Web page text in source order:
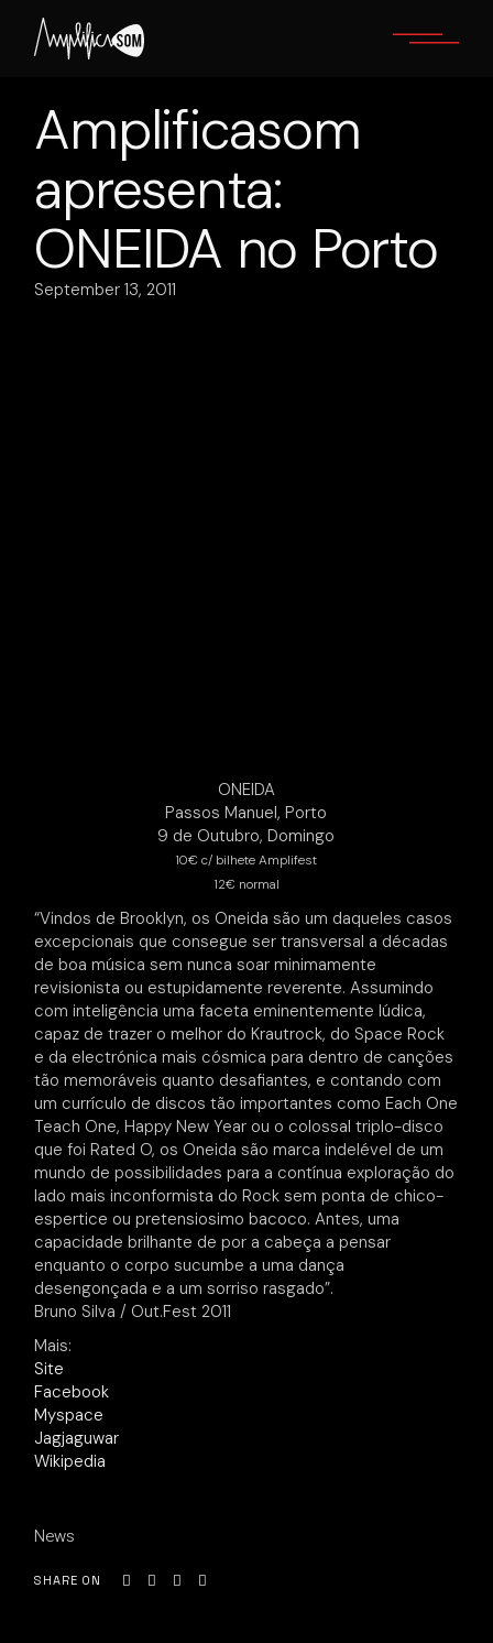
content
Amplificasom
apresenta:
ONEIDA no Porto
September 13, 2011
ONEIDA
Passos Manuel, Porto
9 de Outubro, Domingo
10€ c/ bilhete Amplifest
12€ normal
“Vindos de Brooklyn, os Oneida são um daqueles casos
excepcionais que consegue ser transversal a décadas
de boa música sem nunca soar minimamente
revisionista ou estupidamente reverente. Assumindo
com inteligência uma faceta eminentemente lúdica,
capaz de trazer o melhor do Krautrock, do Space Rock
e da electrónica mais cósmica para dentro de canções
tão memoráveis quanto desafiantes, e contando com
um currículo de discos tão importantes como Each One
Teach One, Happy New Year ou o colossal triplo-disco
que foi Rated O, os Oneida são marca indelével de um
mundo de possibilidades para a contínua exploração do
lado mais inconformista do Rock sem ponta de chico-
espertice ou pretensiosimo bacoco. Antes, uma
capacidade brilhante de por a cabeça a pensar
enquanto o corpo sucumbe a uma dança
desengonçada e a um sorriso rasgado”.
Bruno Silva / Out.Fest 2011
Mais:
Site
Facebook
Myspace
Jagjaguwar
Wikipedia
News
SHARE ON